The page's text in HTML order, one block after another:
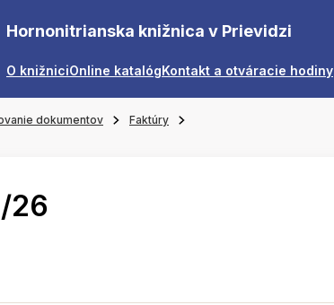
Hornonitrianska knižnica v Prievidzi
O knižniciOnline katalógKontakt a otváracie hodiny
dokumentov Faktúry
26